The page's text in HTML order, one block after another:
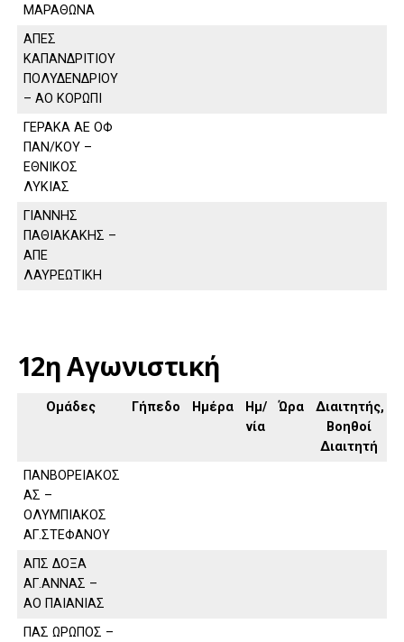
ΜΑΡΑΘΩΝΑ
ΑΠΕΣ
ΚΑΠΑΝΔΡΙΤΙΟΥ
ΠΟΛΥΔΕΝΔΡΙΟΥ
– ΑΟ ΚΟΡΩΠΙ
ΓΕΡΑΚΑ ΑΕ ΟΦ
ΠΑΝ/ΚΟΥ –
ΕΘΝΙΚΟΣ
ΛΥΚΙΑΣ
ΓΙΑΝΝΗΣ
ΠΑΘΙΑΚΑΚΗΣ –
ΑΠΕ
ΛΑΥΡΕΩΤΙΚΗ
12η Αγωνιστική
Ομάδες Γήπεδο Ημέρα
Ημ/
νία
Ώρα
Διαιτητής,
Βοηθοί
Διαιτητή
ΠΑΝΒΟΡΕΙΑΚΟΣ
ΑΣ –
ΟΛΥΜΠΙΑΚΟΣ
ΑΓ.ΣΤΕΦΑΝΟΥ
ΑΠΣ ΔΟΞΑ
ΑΓ.ΑΝΝΑΣ –
ΑΟ ΠΑΙΑΝΙΑΣ
ΠΑΣ ΩΡΩΠΟΣ –